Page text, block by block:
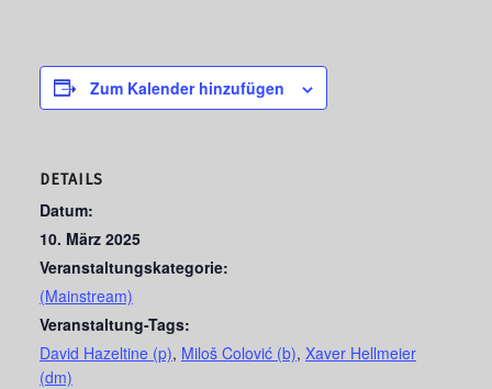
Zum Kalender hinzufügen
DETAILS
Datum:
10. März 2025
Veranstaltungskategorie:
(Mainstream)
Veranstaltung-Tags:
David Hazeltine (p), Miloš Colović (b), Xaver Hellmeier
(dm)